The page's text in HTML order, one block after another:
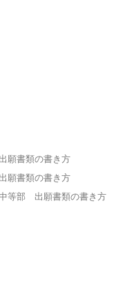
書類の書き方
書類の書き方
等部 出願書類の書き方